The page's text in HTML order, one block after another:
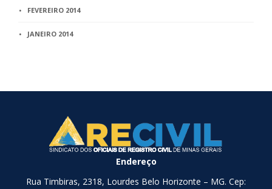
FEVEREIRO 2014
JANEIRO 2014
Endereço
Rua Timbiras, 2318, Lourdes Belo Horizonte – MG. Cep: